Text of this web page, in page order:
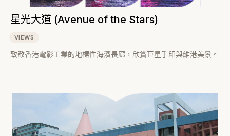
星光大道 (Avenue of the Stars)
VIEWS
致敬香港電影工業的地標性海濱長廊，欣賞巨星手印與維港美景。